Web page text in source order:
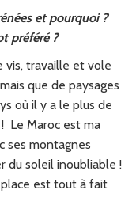
et pourquoi ?
préféré ?
vis, travaille et vole
que de paysages
où il y a le plus de
Le Maroc est ma
ses montagnes
du soleil inoubliable !
place est tout à fait